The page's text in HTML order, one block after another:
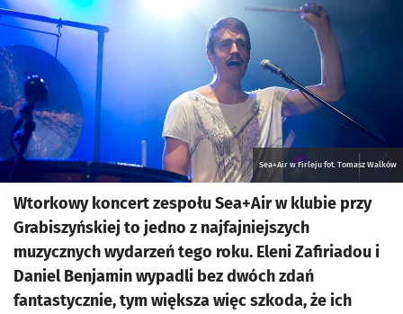
Sea+Air w Firleju fot. Tomasz Walków
Wtorkowy koncert zespołu Sea+Air w klubie przy
Grabiszyńskiej to jedno z najfajniejszych
muzycznych wydarzeń tego roku. Eleni Zafiriadou i
Daniel Benjamin wypadli bez dwóch zdań
fantastycznie, tym większa więc szkoda, że ich